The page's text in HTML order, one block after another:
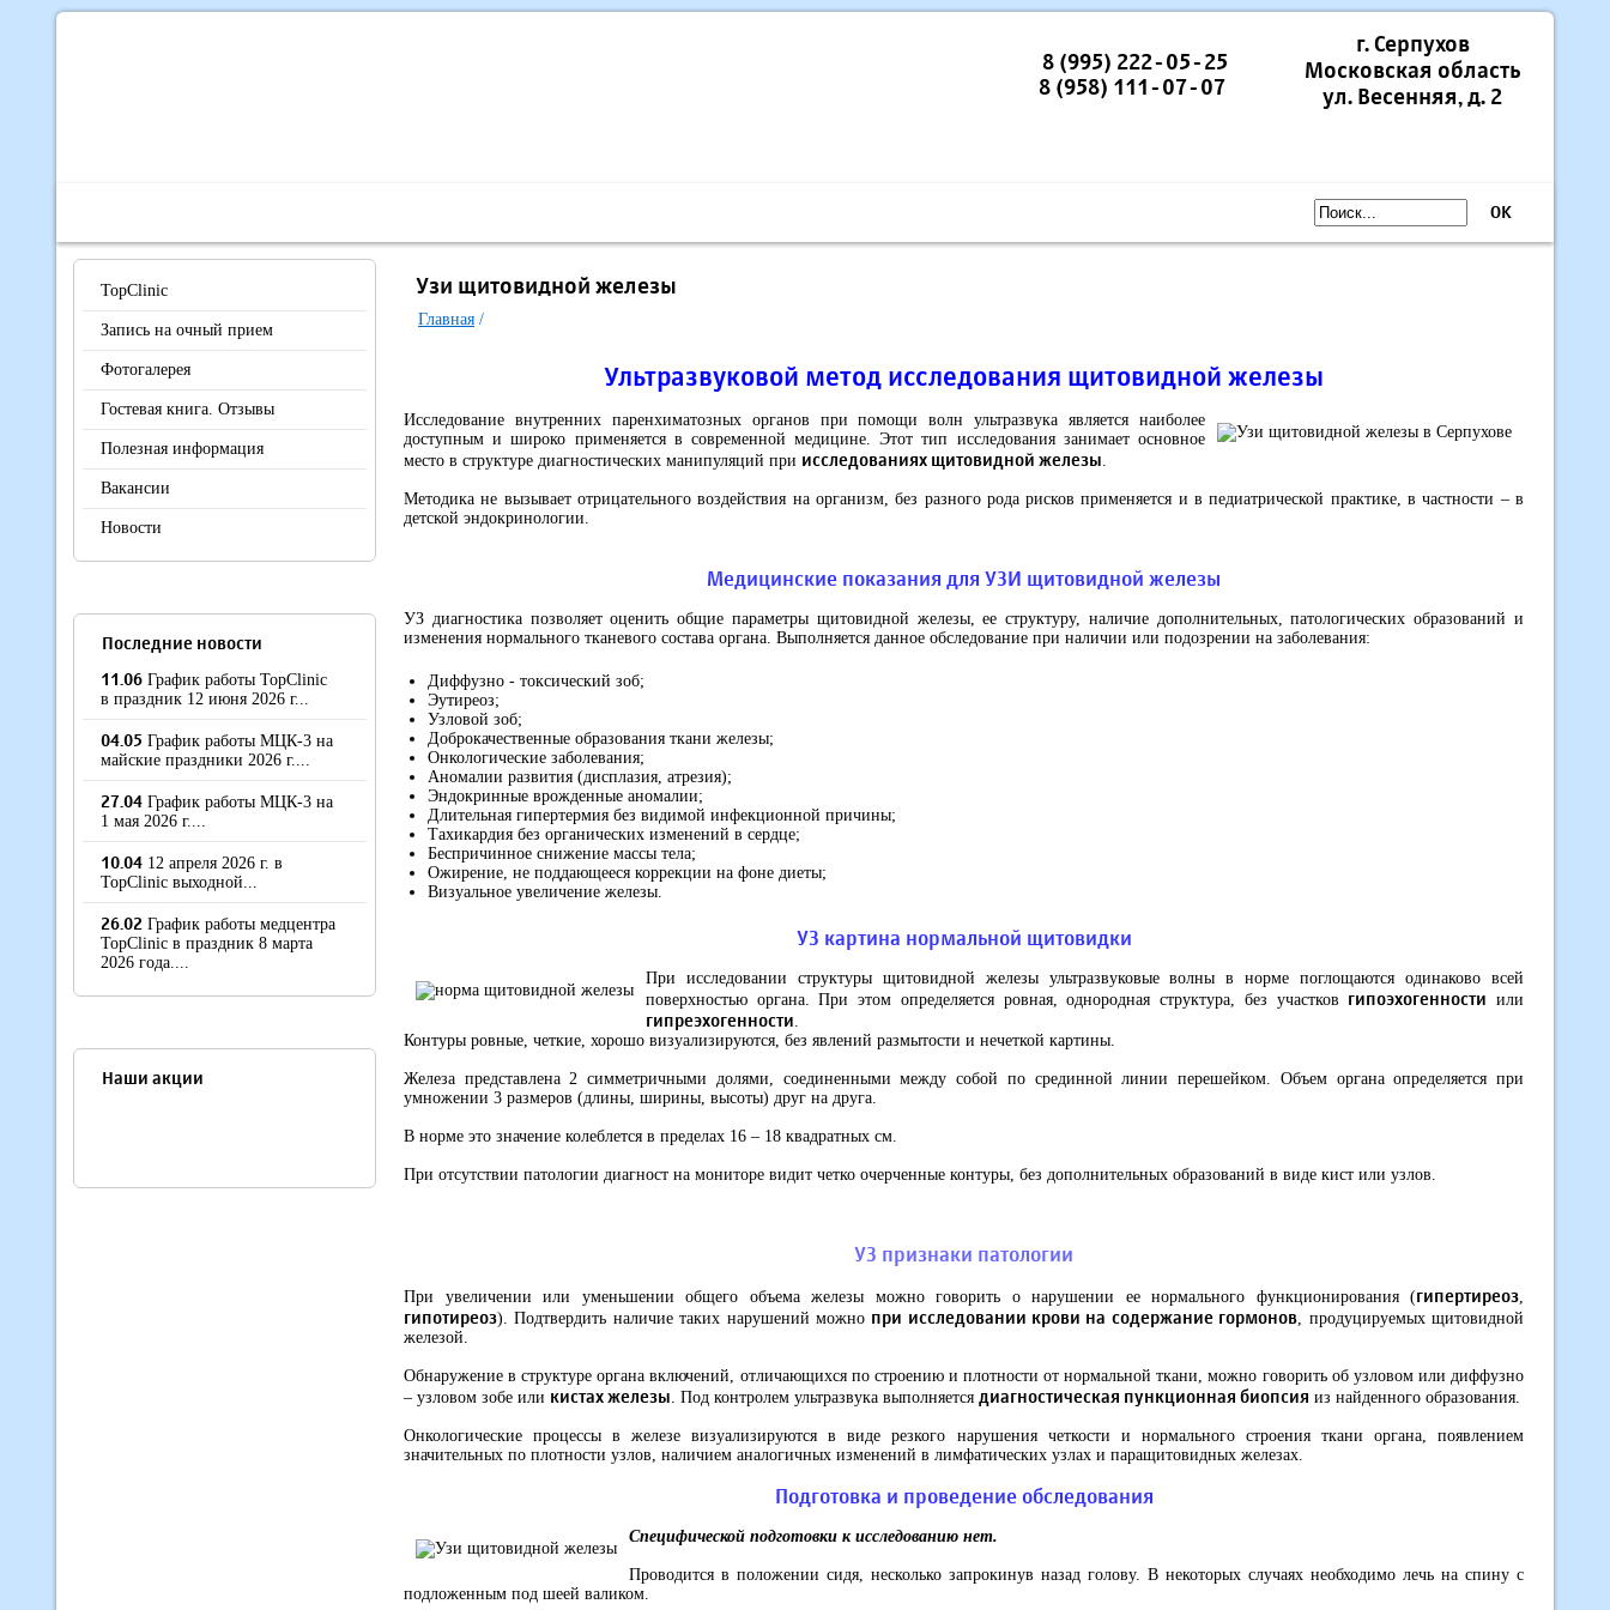
8 (995) 222-05-25
8 (958) 111-07-07
г. Серпухов
Московская область
ул. Весенняя, д. 2
OK
TopClinic
Запись на очный прием
Фотогалерея
Гостевая книга. Отзывы
Полезная информация
Вакансии
Новости
Последние новости
11.06 График работы TopClinic
в праздник 12 июня 2026 г...
04.05 График работы МЦК-3 на
майские праздники 2026 г....
27.04 График работы МЦК-3 на
1 мая 2026 г....
10.04 12 апреля 2026 г. в
TopClinic выходной...
26.02 График работы медцентра
TopClinic в праздник 8 марта
2026 года....
Наши акции
Узи щитовидной железы
Главная /
Ультразвуковой метод исследования щитовидной железы
Исследование внутренних паренхиматозных органов при помощи волн ультразвука является наиболее
доступным и широко применяется в современной медицине. Этот тип исследования занимает основное
место в структуре диагностических манипуляций при исследованиях щитовидной железы.
Методика не вызывает отрицательного воздействия на организм, без разного рода рисков применяется и в педиатрической практике, в частности – в
детской эндокринологии.
Медицинские показания для УЗИ щитовидной железы
УЗ диагностика позволяет оценить общие параметры щитовидной железы, ее структуру, наличие дополнительных, патологических образований и
изменения нормального тканевого состава органа. Выполняется данное обследование при наличии или подозрении на заболевания:
Диффузно - токсический зоб;
Эутиреоз;
Узловой зоб;
Доброкачественные образования ткани железы;
Онкологические заболевания;
Аномалии развития (дисплазия, атрезия);
Эндокринные врожденные аномалии;
Длительная гипертермия без видимой инфекционной причины;
Тахикардия без органических изменений в сердце;
Беспричинное снижение массы тела;
Ожирение, не поддающееся коррекции на фоне диеты;
Визуальное увеличение железы.
УЗ картина нормальной щитовидки
При исследовании структуры щитовидной железы ультразвуковые волны в норме поглощаются одинаково всей
поверхностью органа. При этом определяется ровная, однородная структура, без участков гипоэхогенности или
гипреэхогенности.
Контуры ровные, четкие, хорошо визуализируются, без явлений размытости и нечеткой картины.
Железа представлена 2 симметричными долями, соединенными между собой по срединной линии перешейком. Объем органа определяется при
умножении 3 размеров (длины, ширины, высоты) друг на друга.
В норме это значение колеблется в пределах 16 – 18 квадратных см.
При отсутствии патологии диагност на мониторе видит четко очерченные контуры, без дополнительных образований в виде кист или узлов.
УЗ признаки патологии
При увеличении или уменьшении общего объема железы можно говорить о нарушении ее нормального функционирования (гипертиреоз,
гипотиреоз). Подтвердить наличие таких нарушений можно при исследовании крови на содержание гормонов, продуцируемых щитовидной
железой.
Обнаружение в структуре органа включений, отличающихся по строению и плотности от нормальной ткани, можно говорить об узловом или диффузно
– узловом зобе или кистах железы. Под контролем ультразвука выполняется диагностическая пункционная биопсия из найденного образования.
Онкологические процессы в железе визуализируются в виде резкого нарушения четкости и нормального строения ткани органа, появлением
значительных по плотности узлов, наличием аналогичных изменений в лимфатических узлах и паращитовидных железах.
Подготовка и проведение обследования
Специфической подготовки к исследованию нет.
Проводится в положении сидя, несколько запрокинув назад голову. В некоторых случаях необходимо лечь на спину с
подложенным под шеей валиком.